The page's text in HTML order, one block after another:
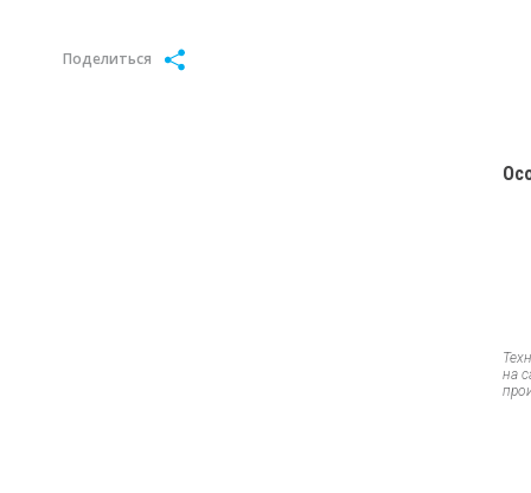
Поделиться
на